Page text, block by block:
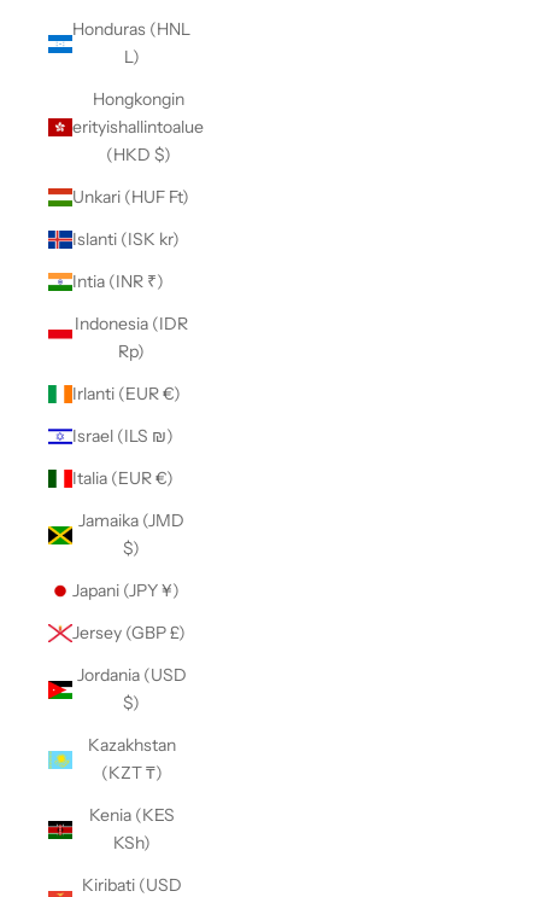
Honduras (HNL
L)
Hongkongin
erityishallintoalue
(HKD $)
Unkari (HUF Ft)
Islanti (ISK kr)
Intia (INR ₹)
Indonesia (IDR
Rp)
Irlanti (EUR €)
Israel (ILS ₪)
Italia (EUR €)
Jamaika (JMD
$)
Japani (JPY ¥)
Jersey (GBP £)
Jordania (USD
$)
Kazakhstan
(KZT ₸)
Kenia (KES
KSh)
Kiribati (USD